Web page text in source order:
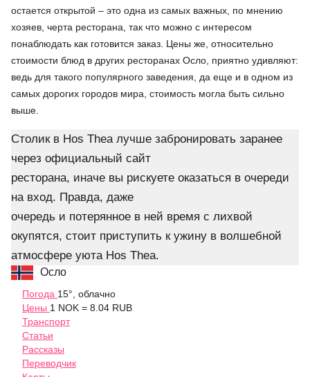
остается открытой – это одна из самых важных, по мнению
хозяев, черта ресторана, так что можно с интересом
понаблюдать как готовится заказ. Цены же, относительно
стоимости блюд в других ресторанах Осло, приятно удивляют:
ведь для такого популярного заведения, да еще и в одном из
самых дорогих городов мира, стоимость могла быть сильно
выше.
Столик в Hos Thea лучше забронировать заранее
через официальный сайт
ресторана, иначе вы рискуете оказаться в очереди
на вход. Правда, даже
очередь и потерянное в ней время с лихвой
окупятся, стоит приступить к ужину в волшебной
атмосфере уюта Hos Thea.
Осло
Погода 15°, облачно
Цены 1 NOK = 8.04 RUB
Транспорт
Статьи
Рассказы
Переводчик